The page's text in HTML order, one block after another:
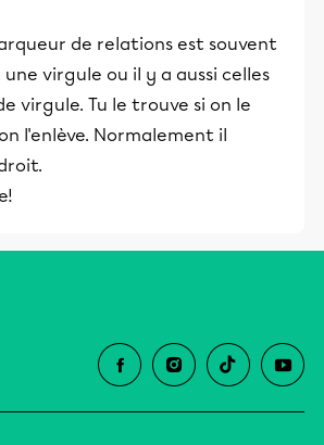
de relations est souvent
virgule ou il y a aussi celles
virgule. Tu le trouve si on le
l'enlève. Normalement il